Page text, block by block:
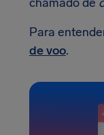
Para
de voo.